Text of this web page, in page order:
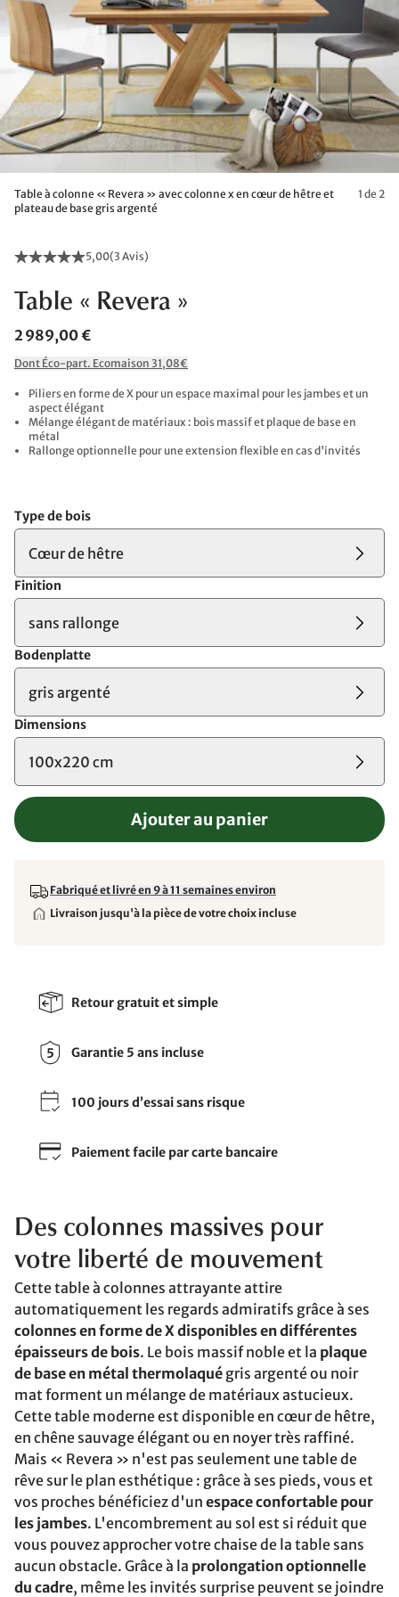
Table à colonne « Revera » avec colonne x en cœur de hêtre et
plateau de base gris argenté
1 de 2
5,00(3 Avis)
Table « Revera »
2 989,00 €
Dont Éco-part. Ecomaison 31,08€
Piliers en forme de X pour un espace maximal pour les jambes et un
aspect élégant
Mélange élégant de matériaux : bois massif et plaque de base en
métal
Rallonge optionnelle pour une extension flexible en cas d'invités
Type de bois
Cœur de hêtre
Finition
sans rallonge
Bodenplatte
gris argenté
Dimensions
100x220 cm
Ajouter au panier
Fabriqué et livré en 9 à 11 semaines environ
Livraison jusqu'à la pièce de votre choix incluse
Retour gratuit et simple
Garantie 5 ans incluse
100 jours d’essai sans risque
Paiement facile par carte bancaire
Des colonnes massives pour
votre liberté de mouvement
Cette table à colonnes attrayante attire
automatiquement les regards admiratifs grâce à ses
colonnes en forme de X disponibles en différentes
épaisseurs de bois. Le bois massif noble et la plaque
de base en métal thermolaqué gris argenté ou noir
mat forment un mélange de matériaux astucieux.
Cette table moderne est disponible en cœur de hêtre,
en chêne sauvage élégant ou en noyer très raffiné.
Mais « Revera » n'est pas seulement une table de
rêve sur le plan esthétique : grâce à ses pieds, vous et
vos proches bénéficiez d'un espace confortable pour
les jambes. L'encombrement au sol est si réduit que
vous pouvez approcher votre chaise de la table sans
aucun obstacle. Grâce à la prolongation optionnelle
du cadre, même les invités surprise peuvent se joindre